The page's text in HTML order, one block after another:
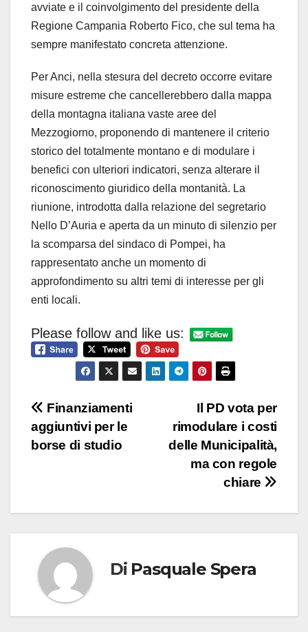
avviate e il coinvolgimento del presidente della
Regione Campania Roberto Fico, che sul tema ha
sempre manifestato concreta attenzione.
Per Anci, nella stesura del decreto occorre evitare
misure estreme che cancellerebbero dalla mappa
della montagna italiana vaste aree del
Mezzogiorno, proponendo di mantenere il criterio
storico del totalmente montano e di modulare i
benefici con ulteriori indicatori, senza alterare il
riconoscimento giuridico della montanità. La
riunione, introdotta dalla relazione del segretario
Nello D’Auria e aperta da un minuto di silenzio per
la scomparsa del sindaco di Pompei, ha
rappresentato anche un momento di
approfondimento su altri temi di interesse per gli
enti locali.
Please follow and like us:
Navigazione
articoli
Il PD vota per
rimodulare i costi
delle Municipalità,
ma con regole
chiare
Finanziamenti
aggiuntivi per le
borse di studio
Di Pasquale Spera